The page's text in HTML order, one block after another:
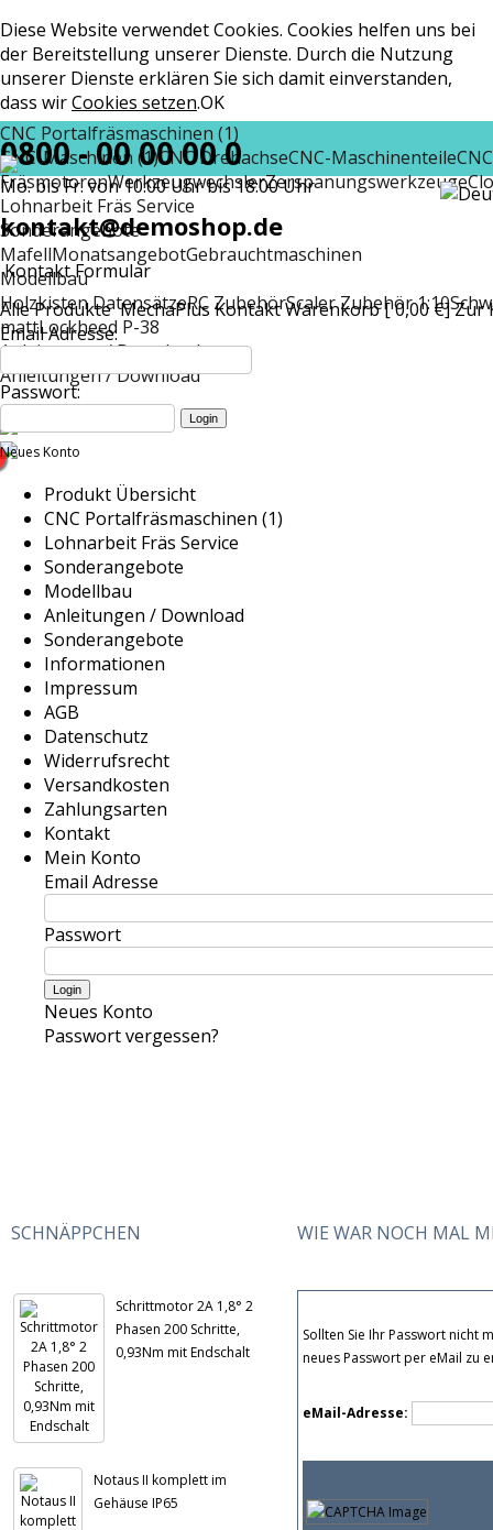
Diese Website verwendet Cookies. Cookies helfen uns bei
der Bereitstellung unserer Dienste. Durch die Nutzung
unserer Dienste erklären Sie sich damit einverstanden,
dass wirCookies setzen.OK
CNC Portalfräsmaschinen (1)
CNC-Maschinen (1)CNC DrehachseCNC-Maschinenteile
FräsmotorenWerkzeugwechslerZerspanungswerkzeuge
Lohnarbeit Fräs Service
Sonderangebote
MafellMonatsangebotGebrauchtmaschinen
Modellbau
Holzkisten DatensätzeRC ZubehörScaler Zubehör 1:10
mattLockheed P-38
Anleitungen / Download
Anleitungen / Download
0800 - 00 00 00 0
Mo. bis Fr. von 10:00 Uhr bis 18:00 Uhr
kontakt@demoshop.de
Kontakt Formular
Alle Produkte MechaPlus KontaktWarenkorb [ 0,00 €]Zur
Email Adresse:
Passwort:
Neues Konto
Produkt Übersicht
CNC Portalfräsmaschinen (1)
Lohnarbeit Fräs Service
Sonderangebote
Modellbau
Anleitungen / Download
Sonderangebote
Informationen
Impressum
AGB
Datenschutz
Widerrufsrecht
Versandkosten
Zahlungsarten
Kontakt
Mein Konto
Email Adresse
Passwort
Neues Konto
Passwort vergessen?
SCHNÄPPCHEN
Schrittmotor 2A 1,8° 2
Phasen 200 Schritte,
0,93Nm mit Endschalt
Notaus II komplett im
Gehäuse IP65
WIE WAR NOCH MAL
Sollten Sie Ihr Passwort nicht
neues Passwort per eMail zu
eMail-Adresse: